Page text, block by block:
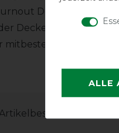
Decke bietet die
Decke zu fixieren.
mitbestellt werden
ALLE